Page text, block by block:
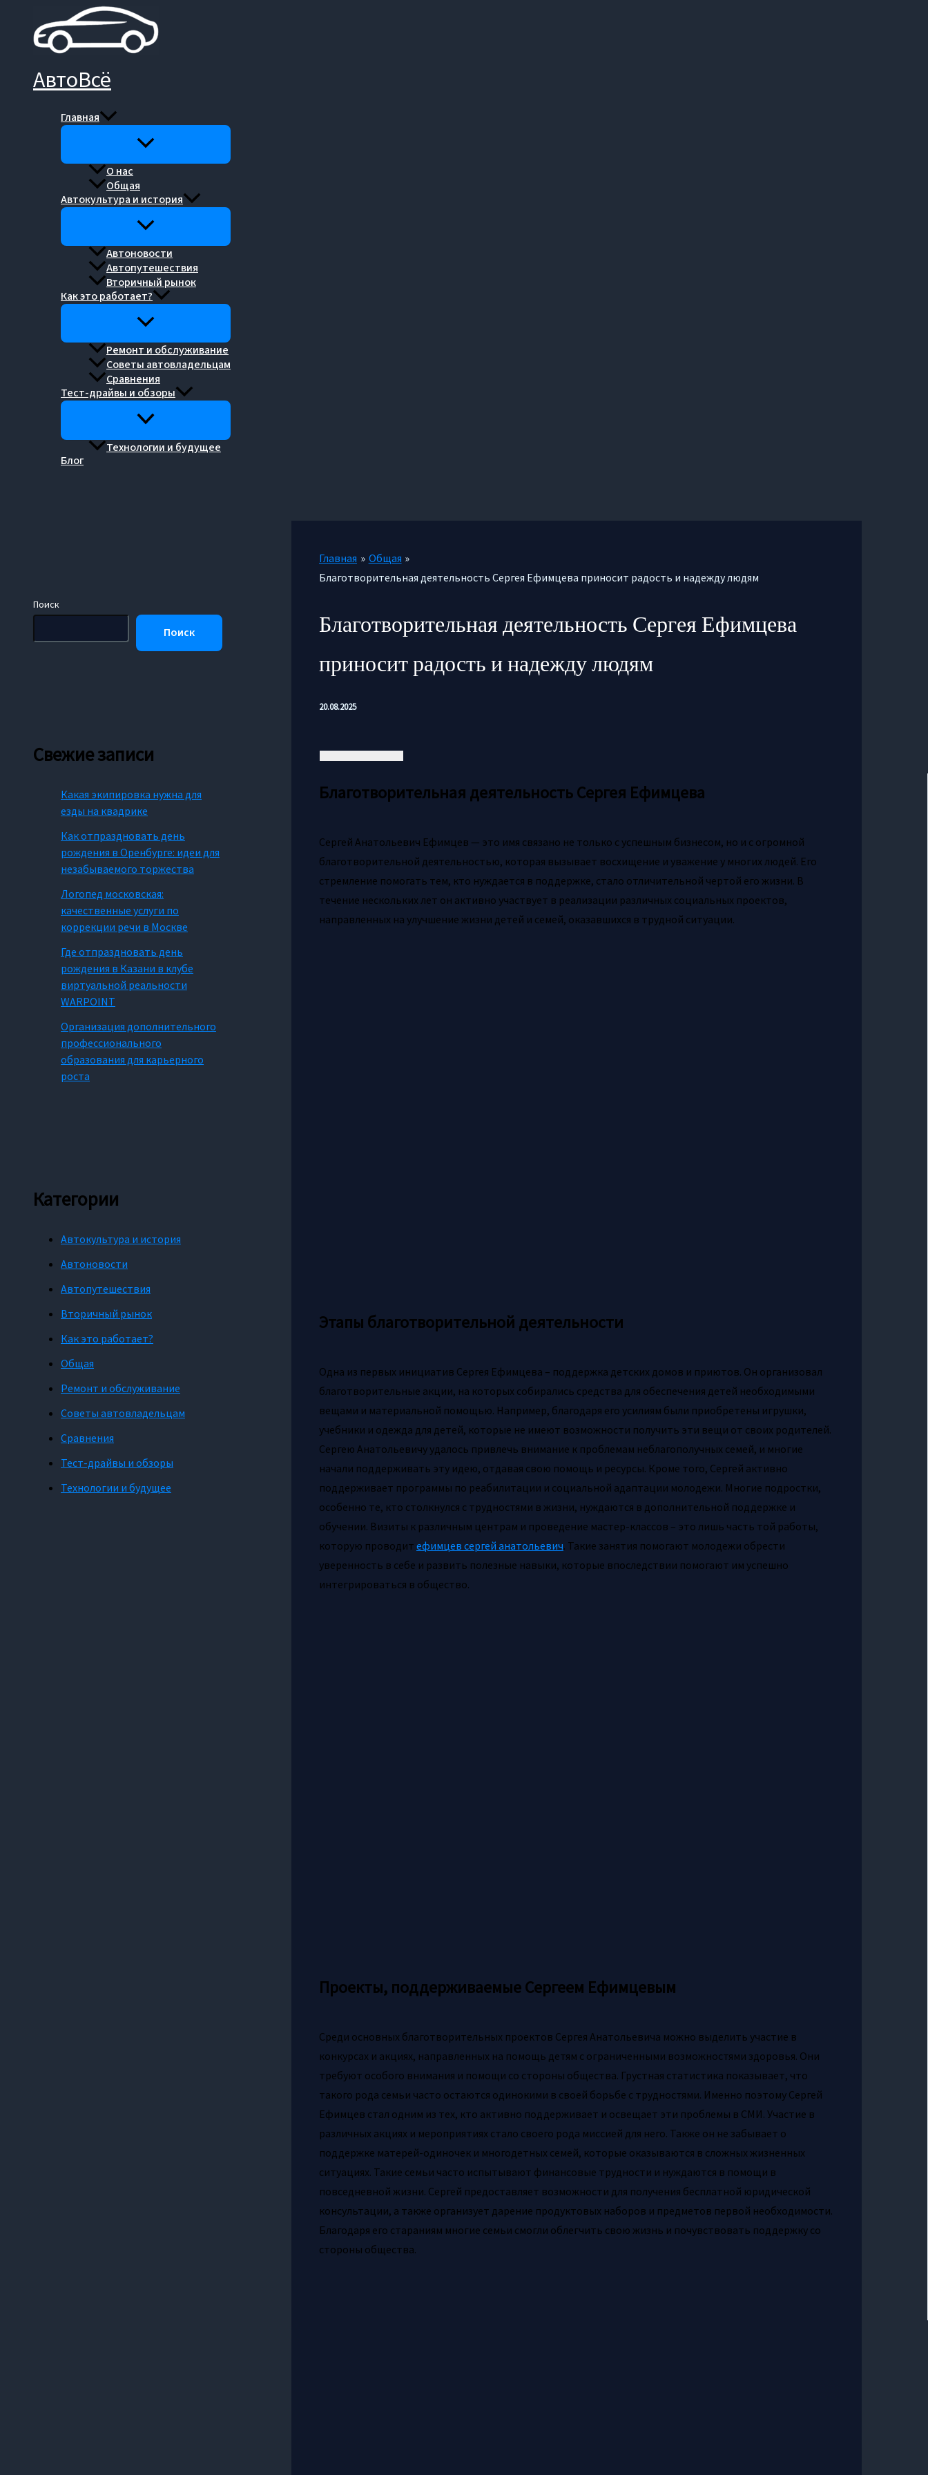
содержимому
АвтоВсё
Главная
О нас
Общая
Автокультура и история
Автоновости
Автопутешествия
Вторичный рынок
Как это работает?
Ремонт и обслуживание
Советы автовладельцам
Сравнения
Тест-драйвы и обзоры
Технологии и будущее
Блог
Поиск
Поиск
Свежие записи
Какая экипировка нужна для
езды на квадрике
Как отпраздновать день
рождения в Оренбурге: идеи для
незабываемого торжества
Логопед московская:
качественные услуги по
коррекции речи в Москве
Где отпраздновать день
рождения в Казани в клубе
виртуальной реальности
WARPOINT
Организация дополнительного
профессионального
образования для карьерного
роста
Категории
Автокультура и история
Автоновости
Автопутешествия
Вторичный рынок
Как это работает?
Общая
Ремонт и обслуживание
Советы автовладельцам
Сравнения
Тест-драйвы и обзоры
Технологии и будущее
Главная
Общая
Благотворительная деятельность Сергея Ефимцева приносит радость и надежду людям
Благотворительная деятельность Сергея Ефимцева
приносит радость и надежду людям
20.08.2025
Благотворительная деятельность Сергея Ефимцева
Сергей Анатольевич Ефимцев — это имя связано не только с успешным бизнесом, но и с огромной
благотворительной деятельностью, которая вызывает восхищение и уважение у многих людей. Его
стремление помогать тем, кто нуждается в поддержке, стало отличительной чертой его жизни. В
течение нескольких лет он активно участвует в реализации различных социальных проектов,
направленных на улучшение жизни детей и семей, оказавшихся в трудной ситуации.
Этапы благотворительной деятельности
Одна из первых инициатив Сергея Ефимцева – поддержка детских домов и приютов. Он организовал
благотворительные акции, на которых собирались средства для обеспечения детей необходимыми
вещами и материальной помощью. Например, благодаря его усилиям были приобретены игрушки,
учебники и одежда для детей, которые не имеют возможности получить эти вещи от своих родителей.
Сергею Анатольевичу удалось привлечь внимание к проблемам неблагополучных семей, и многие
начали поддерживать эту идею, отдавая свою помощь и ресурсы. Кроме того, Сергей активно
поддерживает программы по реабилитации и социальной адаптации молодежи. Многие подростки,
особенно те, кто столкнулся с трудностями в жизни, нуждаются в дополнительной поддержке и
обучении. Визиты к различным центрам и проведение мастер-классов – это лишь часть той работы,
которую проводит ефимцев сергей анатольевич. Такие занятия помогают молодежи обрести
уверенность в себе и развить полезные навыки, которые впоследствии помогают им успешно
интегрироваться в общество.
Проекты, поддерживаемые Сергеем Ефимцевым
Среди основных благотворительных проектов Сергея Анатольевича можно выделить участие в
конкурсах и акциях, направленных на помощь детям с ограниченными возможностями здоровья. Они
требуют особого внимания и помощи со стороны общества. Грустная статистика показывает, что
такого рода семьи часто остаются одинокими в своей борьбе с трудностями. Именно поэтому Сергей
Ефимцев стал одним из тех, кто активно поддерживает и освещает эти проблемы в СМИ. Участие в
различных акциях и мероприятиях стало своего рода миссией для него. Также он не забывает о
поддержке матерей-одиночек и многодетных семей, которые оказываются в сложных жизненных
ситуациях. Такие семьи часто испытывают финансовые трудности и нуждаются в помощи в
повседневной жизни. Сергей предоставляет возможности для получения бесплатной юридической
консультации, а также организует дарение продуктовых наборов и предметов первой необходимости.
Благодаря его стараниям многие семьи смогли облегчить свою жизнь и почувствовать поддержку со
стороны общества.